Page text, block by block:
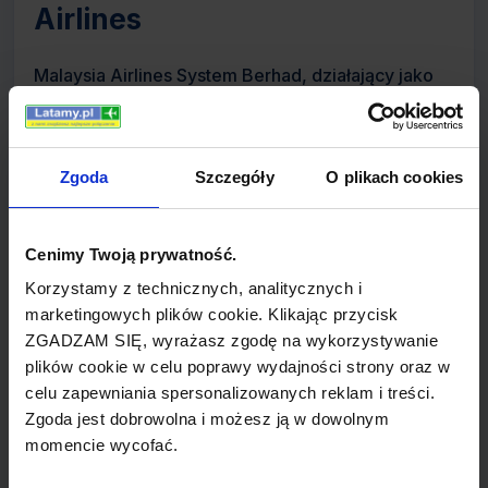
Zgoda Szczegóły O plikach cookies
Cenimy Twoją prywatność.
Korzystamy z technicznych, analitycznych i
marketingowych plików cookie. Klikając przycisk
ZGADZAM SIĘ, wyrażasz zgodę na wykorzystywanie
plików cookie w celu poprawy wydajności strony oraz w
celu zapewniania spersonalizowanych reklam i treści.
Zgoda jest dobrowolna i możesz ją w dowolnym
momencie wycofać.
Airlines
Malaysia Airlines System Berhad, działający jako
Malaysia Airlines to należący do państwa
narodowy przewoźnik Malezji. Linie operują lotami
ze swojej głównej bazy Kuala Lumpur International
Abdul Aziz Shah Airport w okręgu Subang stanu
Selangor.
Linie rozpoczęły działalność w 1947 roku jako
Malayan Airways. Nazwę zmieniono, kiedy Malezja
zdobyła niepodległość a następnie w ramach
współpracy linie działały jako Malaysia-Singapore